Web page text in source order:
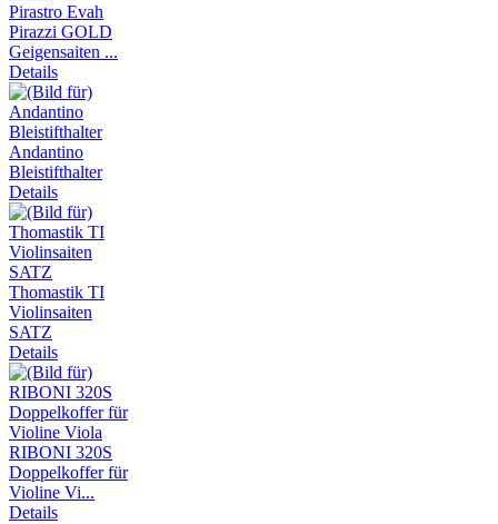
Pirastro Evah
Pirazzi GOLD
Geigensaiten ...
Details
Andantino
Bleistifthalter
Details
Thomastik TI
Violinsaiten
SATZ
Details
RIBONI 320S
Doppelkoffer für
Violine Vi...
Details